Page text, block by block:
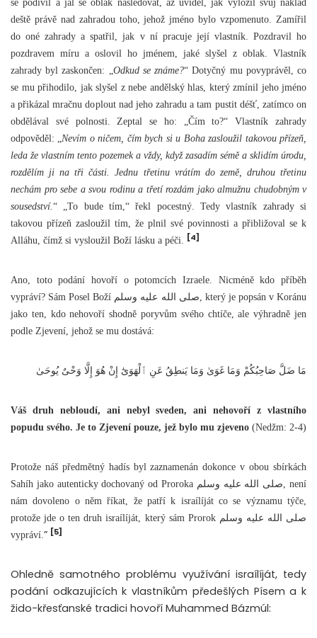
deště právě nad zahradou toho, jehož jméno bylo vzpomenuto. Zamířil
do oné zahrady a spatřil, jak v ní pracuje její vlastník. Pozdravil ho
pozdravem míru a oslovil ho jménem, jaké slyšel z oblak. Vlastník
zahrady byl zaskončen: „ Odkud se známe?“ Dotyčný mu povyprávěl, co
se mu přihodilo, jak slyšel z nebe andělský hlas, který zmínil jeho jméno
a přikázal mračnu doplout nad jeho zahradu a tam pustit déšť, zatímco on
obdělával své polnosti. Zeptal se ho: „Čím to?“ Vlastník zahrady
odpověděl: „ Nevím o ničem, čím bych si u Boha zasloužil takovou přízeň,
leda že vlastním tento pozemek a vždy, když zasadím sémě a sklidím úrodu,
rozdělím ji na tři části. Jednu třetinu vrátím do země, druhou třetinu
nechám pro sebe a svou rodinu a třetí rozdám jako almužnu chudobným v
sousedství.“ „To bude tím,“ řekl pocestný. Tedy vlastník zahrady si
takovou přízeň zasloužil tím, že plnil své povinnosti a přibližoval se k
Alláhu, čímž si vysloužil Boží lásku a péči.
[4]
Ano, toto podání hovoří o potomcích Izraele. Nicméně kdo příběh
vypráví? Sám Posel Boží صلى الله عليه وسلم, který je popsán v Koránu
jako ten, kdo nehovoří shodně poryvům svého chtíče, ale výhradně jen
podle Zjevení, jehož se mu dostává:
مَا ضَلَّ صَاحِبُكُمْ وَمَا غَوَىٰ وَمَا يَنطِقُ عَنِ ٱلْهَوَىٰٓ إِنْ هُوَ إِلَّا وَحْىٌ يُوحَىٰ
Váš druh nebloudí, ani nebyl sveden, ani nehovoří z vlastního
popudu svého. Je to Zjevení pouze, jež bylo mu zjeveno (Nedžm: 2-4)
Protože náš předmětný hadís byl zaznamenán dokonce v obou sbírkách
Sahíh jako autenticky dochovaný od Proroka صلى الله عليه وسلم, není
nám dovoleno o něm říkat, že patří k israílíját co se významu týče,
protože jde o ten druh israílíját, který sám Prorok صلى الله عليه وسلم
vypráví. ” [5]
Ohledně samotného problému využívání israílíját, tedy
podání odkazujících k vlastníkům předešlých Písem a k
žido-křesťanské tradici hovoří Muhammed Bázmúl: